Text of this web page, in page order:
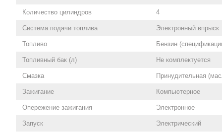
Количество цилиндров 4
Система подачи топлива Электронный впрыск
Топливо Бензин
Топливный бак (л) Не комплектуется
Смазка Принудительная
Зажигание Компьютерное
Опережение зажигания Электронное
Запуск Электрический